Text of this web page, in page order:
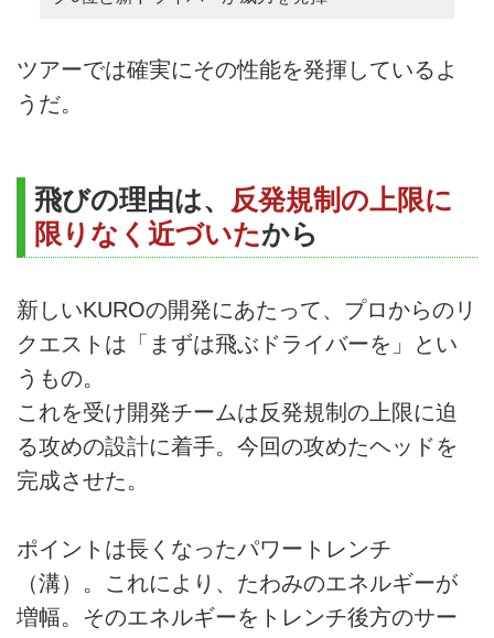
ツアーでは確実にその性能を発揮しているよ
うだ。
飛びの理由は、 反発規制の上限に
限りなく近づいたから
新しいKUROの開発にあたって、プロからのリ
クエストは「まずは飛ぶドライバーを」とい
うもの。
これを受け開発チームは反発規制の上限に迫
る攻めの設計に着手。今回の攻めたヘッドを
完成させた。
ポイントは長くなったパワートレンチ
（溝）。これにより、たわみのエネルギーが
増幅。そのエネルギーをトレンチ後方のサー